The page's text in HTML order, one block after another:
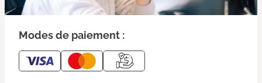
Modes de paiement :